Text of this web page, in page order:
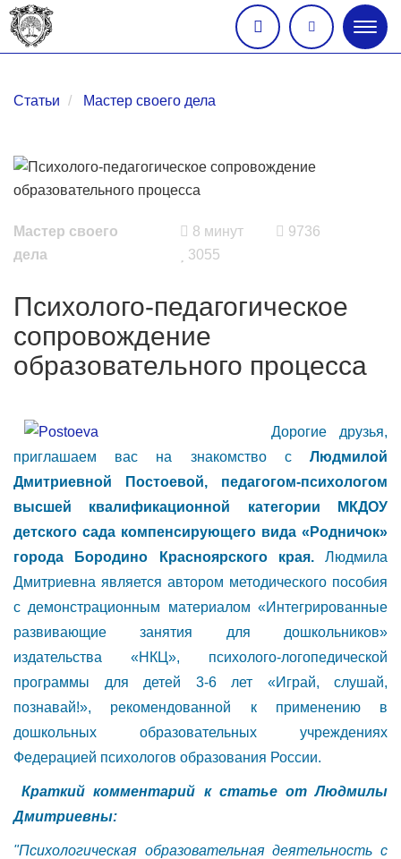
меню
Статьи Мастер своего дела
Мастер своего
дела
8 минут
9736
3055
Психолого-педагогическое
сопровождение
образовательного процесса
Дорогие друзья,
приглашаем вас на знакомство с Людмилой
Дмитриевной Постоевой, педагогом-психологом
высшей квалификационной категории МКДОУ
детского сада компенсирующего вида «Родничок»
города Бородино Красноярского края. Людмила
Дмитриевна является автором методического пособия
с демонстрационным материалом «Интегрированные
развивающие занятия для дошкольников»
издательства «НКЦ», психолого-логопедической
программы для детей 3-6 лет «Играй, слушай,
познавай!», рекомендованной к применению в
дошкольных образовательных учреждениях
Федерацией психологов образования России.
Краткий комментарий к статье отЛюдмилы
Дмитриевны:
"Психологическая образовательная деятельность с